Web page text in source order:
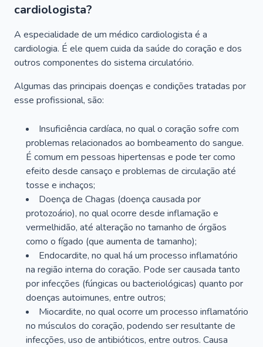
cardiologista?
A especialidade de um médico cardiologista é a
cardiologia. É ele quem cuida da saúde do coração e dos
outros componentes do sistema circulatório.
Algumas das principais doenças e condições tratadas por
esse profissional, são:
Insuficiência cardíaca, no qual o coração sofre com
problemas relacionados ao bombeamento do sangue.
É comum em pessoas hipertensas e pode ter como
efeito desde cansaço e problemas de circulação até
tosse e inchaços;
Doença de Chagas (doença causada por
protozoário), no qual ocorre desde inflamação e
vermelhidão, até alteração no tamanho de órgãos
como o fígado (que aumenta de tamanho);
Endocardite, no qual há um processo inflamatório
na região interna do coração. Pode ser causada tanto
por infecções (fúngicas ou bacteriológicas) quanto por
doenças autoimunes, entre outros;
Miocardite, no qual ocorre um processo inflamatório
no músculos do coração, podendo ser resultante de
infecções, uso de antibióticos, entre outros. Causa